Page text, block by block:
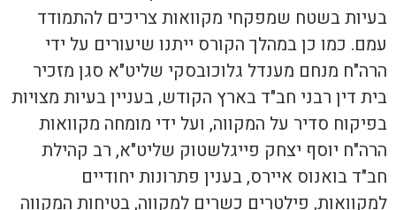
בעיות בשטח שמפקחי מקוואות צריכים להתמודד
עמם. כמו כן במהלך הקורס ייתנו שיעורים על ידי
הרה"ח מנחם מענדל גלוכובסקי שליט"א סגן מזכיר
בית דין רבני חב"ד בארץ הקודש, בעניין בעיות מצויות
בפיקוח סדיר על המקווה, ועל ידי מומחה מקוואות
הרה"ח יוסף יצחק פייגלשטוק שליט"א, רב קהילת
חב"ד בואנוס איירס, בענין פתרונות יחודיים
למקוואות, פילטרים כשרים למקווה, בטיחות המקווה